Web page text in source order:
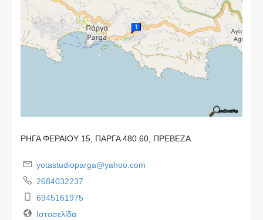
ΡΗΓΑ ΦΕΡΑΙΟΥ 15, ΠΑΡΓΑ 480 60, ΠΡΕΒΕΖΑ
yotastudioparga@yahoo.com
2684032237
6945161975
Ιστοσελίδα